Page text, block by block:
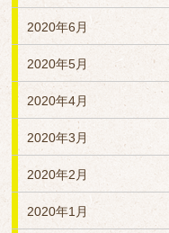
2020年6月
2020年5月
2020年4月
2020年3月
2020年2月
2020年1月